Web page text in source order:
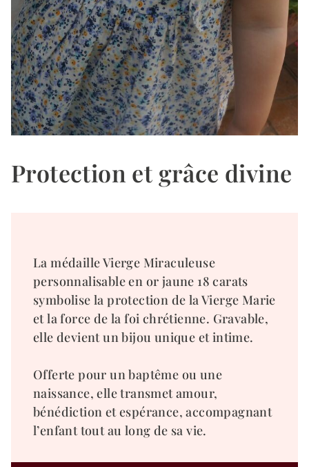
Protection et grâce divine
La médaille Vierge Miraculeuse
personnalisable en or jaune 18 carats
symbolise la protection de la Vierge Marie
et la force de la foi chrétienne. Gravable,
elle devient un bijou unique et intime.
Offerte pour un baptême ou une
naissance, elle transmet amour,
bénédiction et espérance, accompagnant
l’enfant tout au long de sa vie.